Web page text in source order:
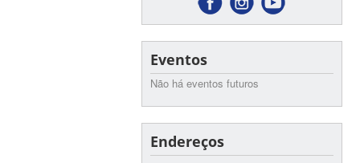
Eventos
Não há eventos futuros
Endereços